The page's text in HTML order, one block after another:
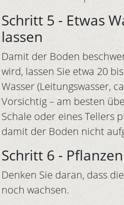
Schritt 5 - Etwas
lassen
Damit der Boden
wird, lassen Sie etwa 20
Wasser (Leitungswasser,
Vorsichtig – am besten
Schale oder eines Tellers
damit der Boden nicht
Schritt 6 -
Denken Sie daran, dass
noch wachsen.